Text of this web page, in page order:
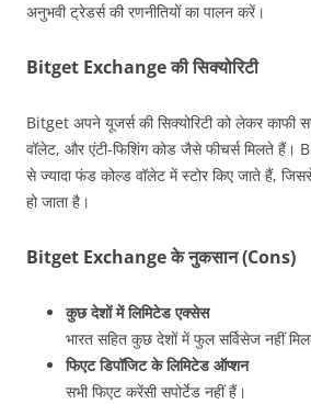
अनुभवी ट्रेडर्स की रणनीतियों का पालन करें।
Bitget Exchange की सिक्योरिटी
Bitget अपने यूजर्स की सिक्योरिटी को लेकर काफी
वॉलेट, और एंटी-फिशिंग कोड जैसे फीचर्स मिलते हैं।
से ज्यादा फंड कोल्ड वॉलेट में स्टोर किए जाते हैं,
हो जाता है।
Bitget Exchange के नुकसान (Cons)
कुछ देशों में लिमिटेड एक्सेस
भारत सहित कुछ देशों में फुल सर्विसेज नहीं
फिएट डिपॉजिट के लिमिटेड ऑप्शन
सभी फिएट करेंसी सपोर्टेड नहीं हैं।